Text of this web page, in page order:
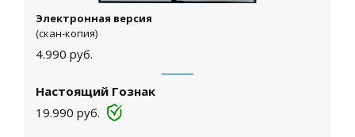
Электронная версия
(скан-копия)
4.990 руб.
Настоящий Гознак
19.990 руб.